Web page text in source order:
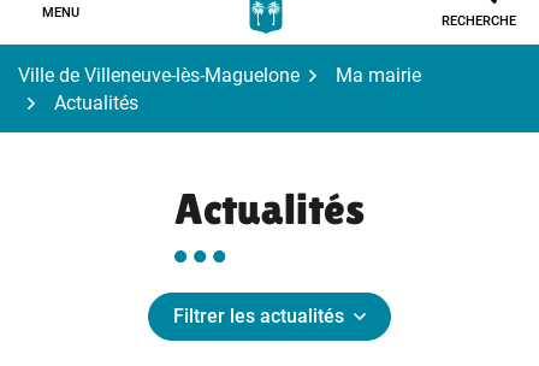
MENU
RECHERCHE
Ville de Villeneuve-lès-Maguelone
Ma mairie
Actualités
Actualités
Filtrer les actualités